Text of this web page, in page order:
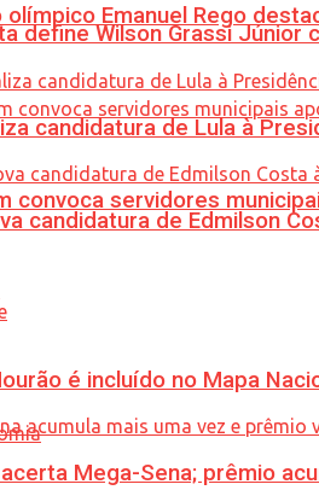
olímpico Emanuel Rego
convoca servidores
define Wilson Grassi Júnior
candidatura de Lula à
candidatura de Edmilson
é incluído no Mapa
Mega-Sena; prêmio